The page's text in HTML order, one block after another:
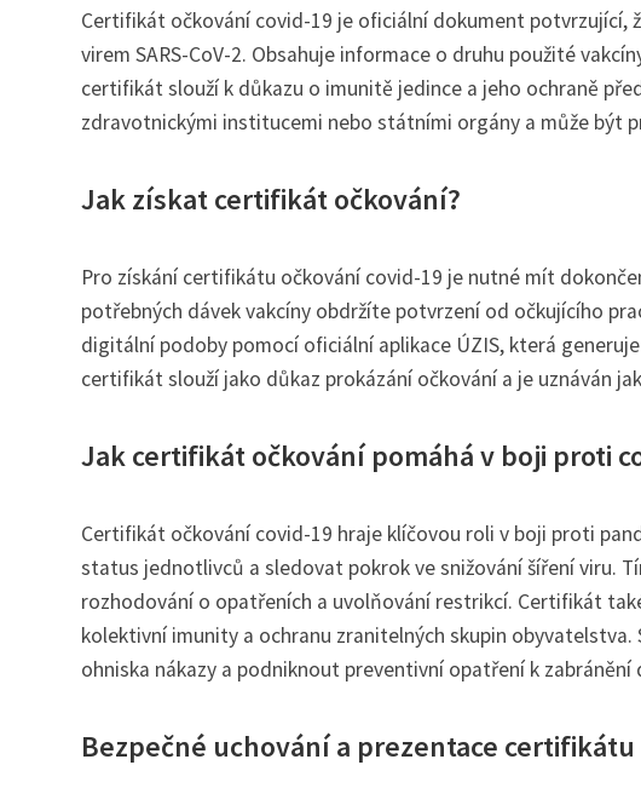
Certifikát očkování covid-19 je oficiální dokument potvrzující,
virem SARS-CoV-2. Obsahuje informace o druhu použité
certifikát slouží k důkazu o imunitě jedince a jeho ochraně
zdravotnickými institucemi nebo státními orgány a může být
Jak získat certifikát očkování?
Pro získání certifikátu očkování covid-19 je nutné mít
potřebných dávek vakcíny obdržíte potvrzení od očkujícího
digitální podoby pomocí oficiální aplikace ÚZIS, která
certifikát slouží jako důkaz prokázání očkování a je uznáván
Jak certifikát očkování pomáhá v boji proti
Certifikát očkování covid-19 hraje klíčovou roli v boji proti
status jednotlivců a sledovat pokrok ve snižování šíření viru.
rozhodování o opatřeních a uvolňování restrikcí. Certifikát
kolektivní imunity a ochranu zranitelných skupin
ohniska nákazy a podniknout preventivní opatření k zabránění
Bezpečné uchování a prezentace